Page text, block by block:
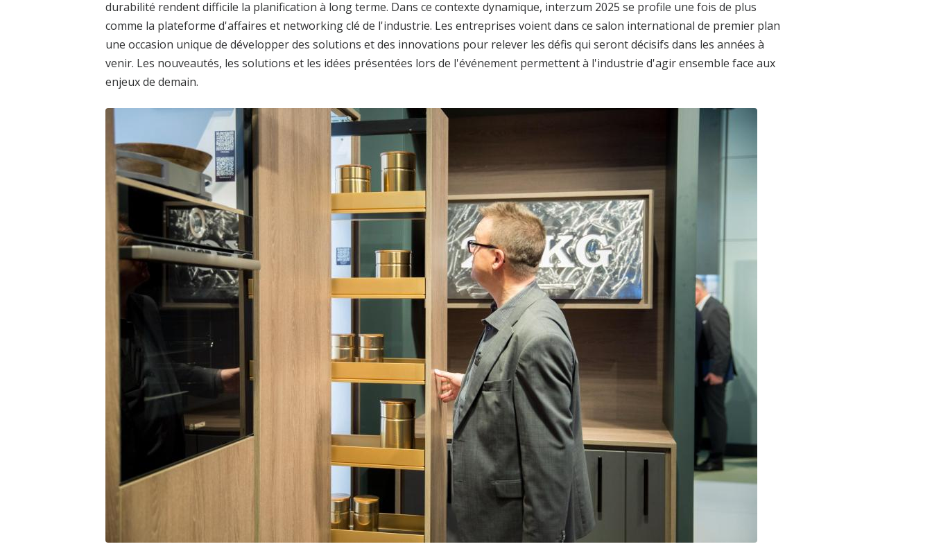
durabilité rendent difficile la planification à long terme. Dans ce contexte dynamique, interzum 2025 se profile une fois de plus
comme la plateforme d'affaires et networking clé de l'industrie. Les entreprises voient dans ce salon international de premier plan
une occasion unique de développer des solutions et des innovations pour relever les défis qui seront décisifs dans les années à
venir. Les nouveautés, les solutions et les idées présentées lors de l'événement permettent à l'industrie d'agir ensemble face aux
enjeux de demain.